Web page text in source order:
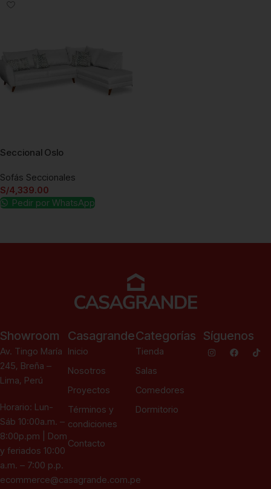
Seccional Oslo
Sofás Seccionales
S/4,339.00
Pedir por WhatsApp
Showroom
Av. Tingo María
245, Breña –
Lima, Perú
Horario: Lun-
Sáb 10:00a.m. –
8:00p.pm | Dom
y feriados 10:00
a.m. – 7:00 p.p.
ecommerce@casagrande.com.pe
Casagrande
Inicio
Nosotros
Proyectos
Términos y
condiciones
Contacto
Categorías
Tienda
Salas
Comedores
Dormitorio
Síguenos